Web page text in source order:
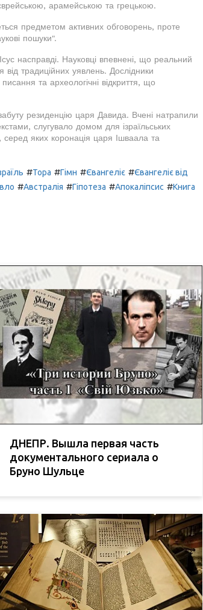
арамейською та грецькою.
предметом активних обговорень, проте
пошуки".
насправді. Науковці впевнені, що реальний
від традиційних уявлень. Дослідники
та археологічні відкриття, що
резиденцію царя Давида. Вчені натрапили
слугувало домом для ізраїльських
серед яких коронація царя Ішваала та
#Тора #Гімн #Євангеліє #Євангеліє від
#Австралія #Гіпотеза #Апокаліпсис #Книга
ДНЕПР. Вышла первая часть
документального сериала о
Бруно Шульце